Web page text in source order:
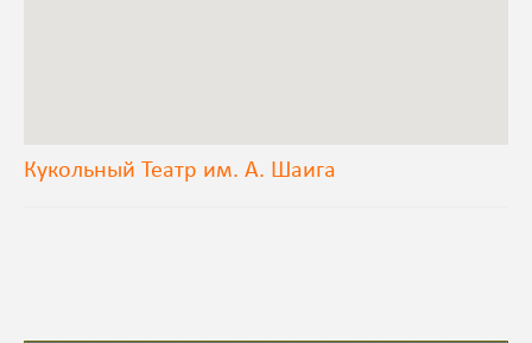
Кукольный Театр им. А. Шаига